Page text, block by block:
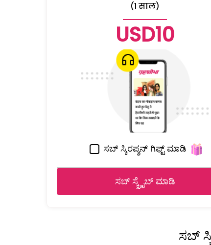
(1 साल)
USD10
ಸಬ್ ಸ್ಕಿರಪ್ಶನ್ ಗಿಫ್ಟ್ ಮಾಡಿ
ಸಬ್ ಸ್ಕ್ರೈಬ್ ಮಾಡಿ
ಸಬ್